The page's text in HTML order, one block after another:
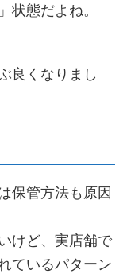
状態だよね。
良くなりまし
保管方法も原因
けど、実店舗で
ているパターン